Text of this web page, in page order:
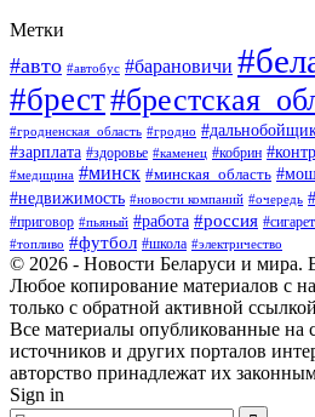
Метки
#авто #автобус #барановичи
#брест
#гродненская_область #гродно
#зарплата #здоровье #каменец #кобрин
#медицина #минск #минская_область
#недвижимость #новости компаний #очередь
#приговор #пьяный #работа #россия
#топливо #футбол #школа #электричество
© 2026 - Новости Беларуси и мира.
Любое копирование материалов с
только с обратной активной
Все материалы опубликованные на
источников и других порталов
авторство принадлежат их
Sign in